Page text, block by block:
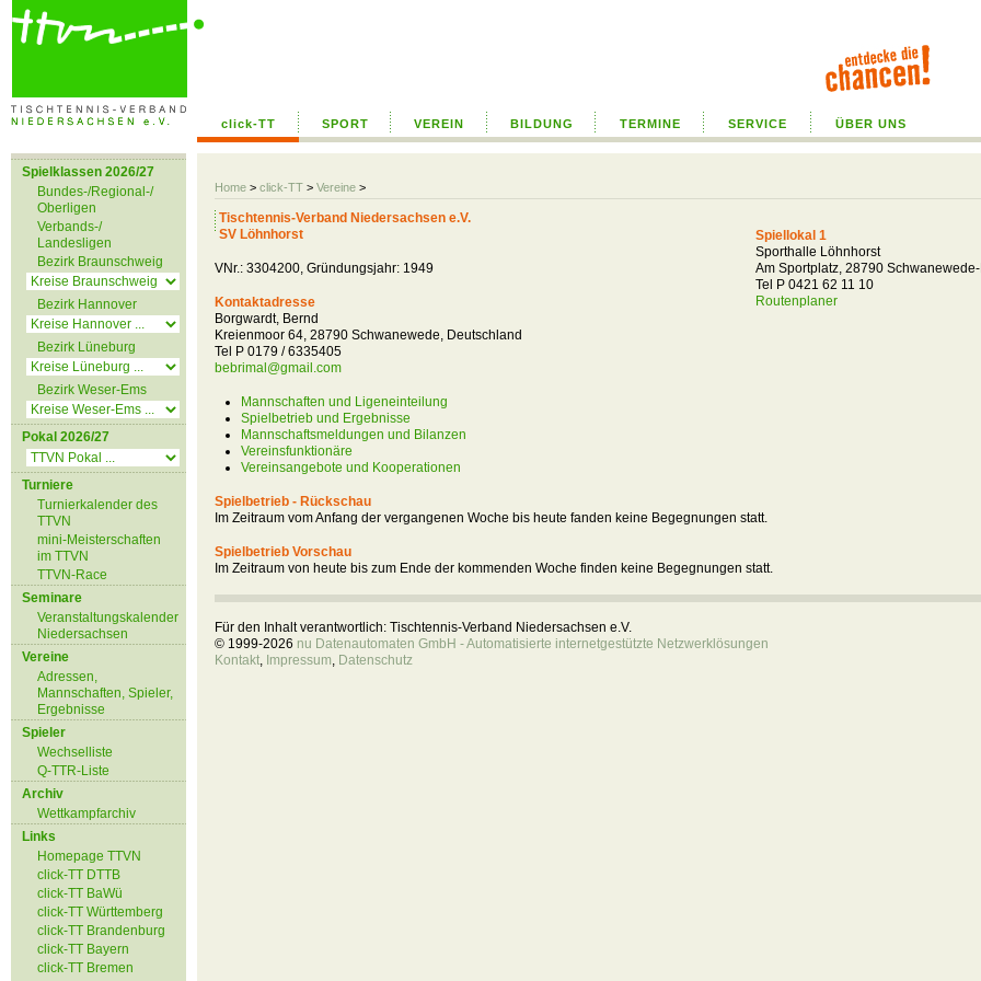
click-TT SPORT VEREIN BILDUNG TERMINE SERVICE ÜBER UNS
Home > click-TT > Vereine >
Spielklassen 2026/27
Bundes-/Regional-/
Oberligen
Verbands-/
Landesligen
Bezirk Braunschweig
Bezirk Hannover
Bezirk Lüneburg
Bezirk Weser-Ems
Pokal 2026/27
Turniere
Turnierkalender des
TTVN
mini-Meisterschaften
im TTVN
TTVN-Race
Seminare
Veranstaltungskalender
Niedersachsen
Vereine
Adressen,
Mannschaften, Spieler,
Ergebnisse
Spieler
Wechselliste
Q-TTR-Liste
Archiv
Wettkampfarchiv
Links
Homepage TTVN
click-TT DTTB
click-TT BaWü
click-TT Württemberg
click-TT Brandenburg
click-TT Bayern
click-TT Bremen
Tischtennis-Verband Niedersachsen e.V.
SV Löhnhorst
VNr.: 3304200, Gründungsjahr: 1949
Kontaktadresse
Borgwardt, Bernd
Kreienmoor 64, 28790 Schwanewede, Deutschland
Tel P 0179 / 6335405
bebrimal@gmail.com
Mannschaften und Ligeneinteilung
Spielbetrieb und Ergebnisse
Mannschaftsmeldungen und Bilanzen
Vereinsfunktionäre
Vereinsangebote und Kooperationen
Spiellokal 1
Sporthalle Löhnhorst
Am Sportplatz, 28790
Tel P 0421 62 11 10
Routenplaner
Spielbetrieb - Rückschau
Im Zeitraum vom Anfang der vergangenen Woche bis heute fanden keine Begegnungen statt.
Spielbetrieb Vorschau
Im Zeitraum von heute bis zum Ende der kommenden Woche finden keine Begegnungen statt.
Für den Inhalt verantwortlich: Tischtennis-Verband Niedersachsen e.V.
© 1999-2026 nu Datenautomaten GmbH - Automatisierte internetgestützte Netzwerklösungen
Kontakt, Impressum, Datenschutz